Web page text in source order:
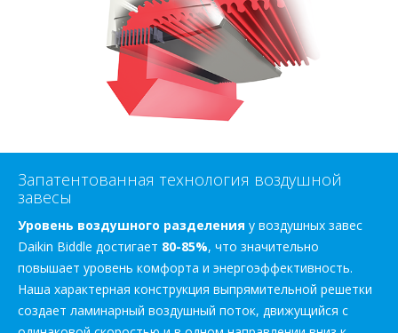
Запатентованная технология воздушной
завесы
Уровень воздушного разделения у воздушных завес
Daikin Biddle достигает 80-85%, что значительно
повышает уровень комфорта и энергоэффективность.
Наша характерная конструкция выпрямительной решетки
создает ламинарный воздушный поток, движущийся с